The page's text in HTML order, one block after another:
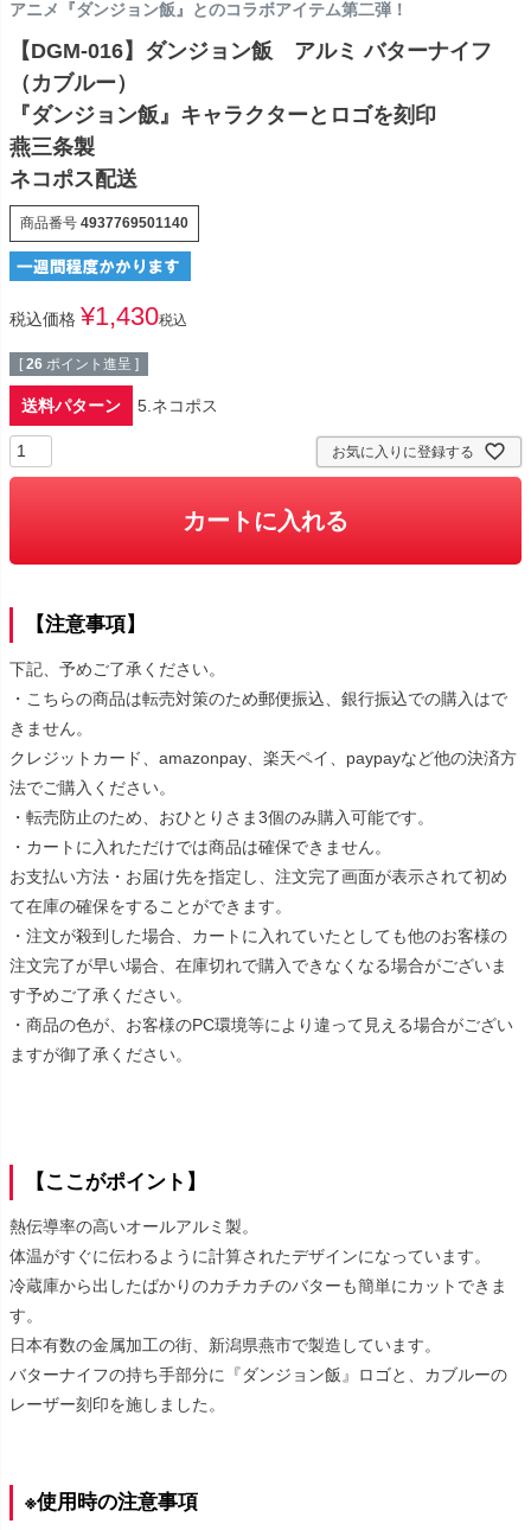
アニメ『ダンジョン飯』とのコラボアイテム第二弾！
【DGM-016】ダンジョン飯 アルミ バターナイフ
（カブルー）
『ダンジョン飯』キャラクターとロゴを刻印
燕三条製
ネコポス配送
商品番号 4937769501140
税込価格 ¥1,430税込
[ 26 ポイント進呈 ]
送料パターン 5.ネコポス
お気に入りに登録する
カートに入れる
【注意事項】
下記、予めご了承ください。
・こちらの商品は転売対策のため郵便振込、銀行振込での購入はで
きません。
クレジットカード、amazonpay、楽天ペイ、paypayなど他の決済方
法でご購入ください。
・転売防止のため、おひとりさま3個のみ購入可能です。
・カートに入れただけでは商品は確保できません。
お支払い方法・お届け先を指定し、注文完了画面が表示されて初め
て在庫の確保をすることができます。
・注文が殺到した場合、カートに入れていたとしても他のお客様の
注文完了が早い場合、在庫切れで購入できなくなる場合がございま
す予めご了承ください。
・商品の色が、お客様のPC環境等により違って見える場合がござい
ますが御了承ください。
【ここがポイント】
熱伝導率の高いオールアルミ製。
体温がすぐに伝わるように計算されたデザインになっています。
冷蔵庫から出したばかりのカチカチのバターも簡単にカットできま
す。
日本有数の金属加工の街、新潟県燕市で製造しています。
バターナイフの持ち手部分に『ダンジョン飯』ロゴと、カブルーの
レーザー刻印を施しました。
※使用時の注意事項